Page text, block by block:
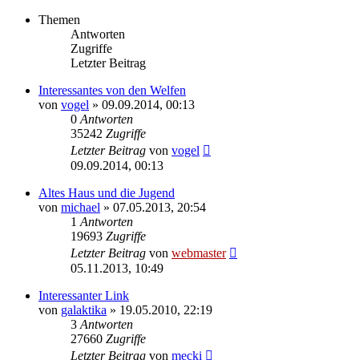
Themen
Antworten
Zugriffe
Letzter Beitrag
Interessantes von den Welfen
von vogel » 09.09.2014, 00:13
0 Antworten
35242 Zugriffe
Letzter Beitrag von vogel
09.09.2014, 00:13
Altes Haus und die Jugend
von michael » 07.05.2013, 20:54
1 Antworten
19693 Zugriffe
Letzter Beitrag von webmaster
05.11.2013, 10:49
Interessanter Link
von galaktika » 19.05.2010, 22:19
3 Antworten
27660 Zugriffe
Letzter Beitrag von mecki